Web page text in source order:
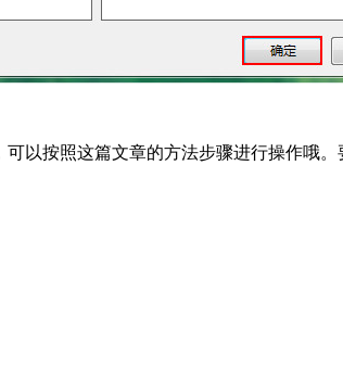
以按照这篇文章的方法步骤进行操作哦